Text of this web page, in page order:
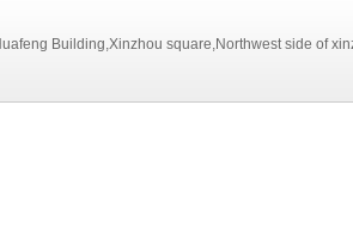
Building,Xinzhou square,Northwest side of